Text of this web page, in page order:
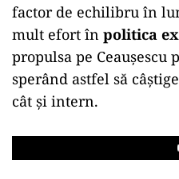
factor de echilibru în
mult efort în politica
propulsa pe Ceaușescu
sperând astfel să
cât și intern.